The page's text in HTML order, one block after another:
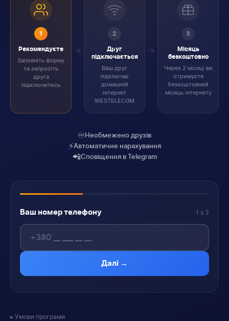
1
Рекомендуєте
Заповніть форму
та запросіть
друга
підключитись
2
Друг
підключається
Ваш друг
підключає
домашній
інтернет
WESTELECOM
3
Місяць
безкоштовно
Через 2 місяці ви
отримуєте
безкоштовний
місяць інтернету
♾️Необмежено друзів
⚡Автоматичне нарахування
📲Сповіщення в Telegram
Ваш номер телефону 1 з 3
Далі →
Умови програми